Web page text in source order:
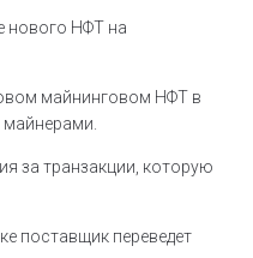
нового НФТ на
майнинговом НФТ в
майнерами.
за транзакции, которую
поставщик переведет